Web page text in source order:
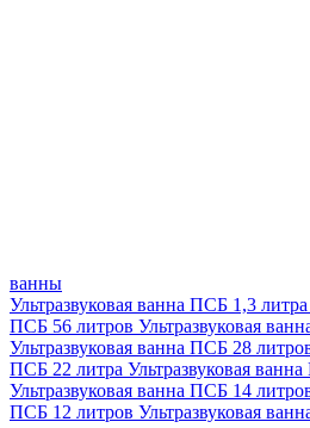
ванны
Ультразвуковая ванна ПСБ 1,3 литра
ПСБ 56 литров Ультразвуковая
Ультразвуковая ванна ПСБ 28
ПСБ 22 литра Ультразвуковая
Ультразвуковая ванна ПСБ 14
ПСБ 12 литров Ультразвуковая